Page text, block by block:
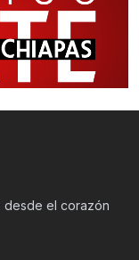
desde el corazón